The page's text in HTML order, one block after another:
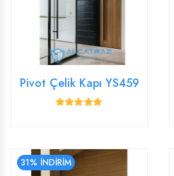
Pivot Çelik Kapı YS459
31% İNDİRİM